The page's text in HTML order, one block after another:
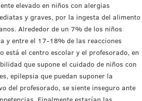
elevado en niños con alergias
y graves, por la ingesta del alimento
Alrededor de un 7% de los niños
y entre el 17-18% de las reacciones
está el centro escolar y el profesorado, en
que supone el cuidado de niños con
epilepsia que puedan suponer la
del profesorado, se siente inseguro ante